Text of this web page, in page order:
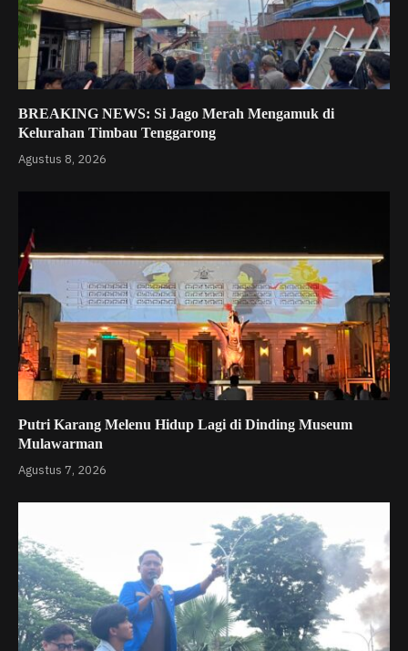
BREAKING NEWS: Si Jago Merah Mengamuk di
Kelurahan Timbau Tenggarong
Agustus 8, 2026
Putri Karang Melenu Hidup Lagi di Dinding Museum
Mulawarman
Agustus 7, 2026